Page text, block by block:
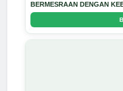
BERMESRAAN DENGAN